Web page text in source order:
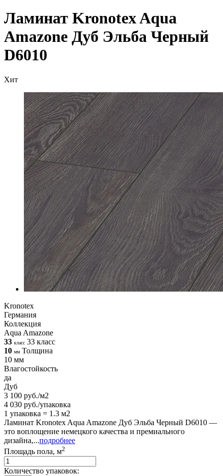
Ламинат Kronotex Aqua
Amazone Дуб Эльба Черный
D6010
Хит
Kronotex
Германия
Коллекция
Aqua Amazone
33 класс 33 класс
10 мм Толщина
10 мм
Влагостойкость
да
Дуб
3 100 руб./м2
4 030 руб./упаковка
1 упаковка = 1.3 м2
Ламинат Kronotex Aqua Amazone Дуб Эльба Черный D6010 —
это воплощение немецкого качества и премиального
дизайна,...подробнее
Площадь пола, м2
Количество упаковок: